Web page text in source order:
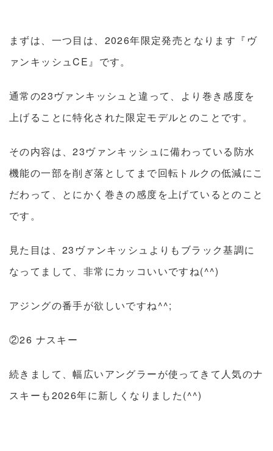
まずは、一つ目は、2026年限定発売となります『ヴ
ァンキッシュCE』です。
通常の23ヴァンキッシュと違って、より巻き感度を
上げることに特化された限定モデルとのことです。
その内容は、23ヴァンキッシュに備わっている防水
機能の一部を削ぎ落としてまで回転トルクの低減にこ
だわって、とにかく巻きの感度を上げているとのこと
です。
見た目は、23ヴァンキッシュよりもブラック基調に
なってまして、非常にカッコいいですね(^^)
アジングの番手が欲しいですね^^;
②26 ナスキー
続きまして、幅広いアングラーが使ってきて人気のナ
スキーも2026年に新しくなりました(^^)